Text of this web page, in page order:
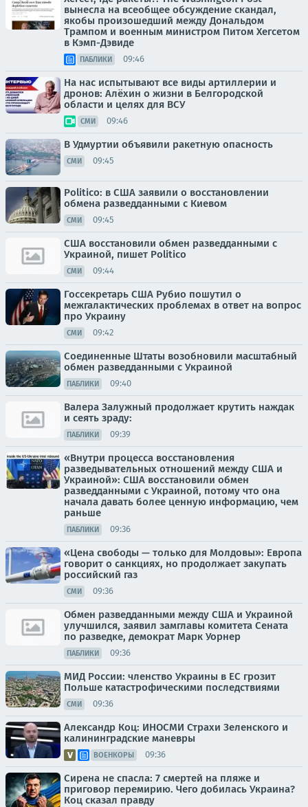
вынесла на всеобщее обсуждение скандал,
якобы произошедший между Дональдом
Трампом и военным министром Питом Хегсетом
в Кэмп-Дэвиде
ПАБЛИКИ 09:46
На нас испытывают все виды артиллерии и
дронов: Алёхин о жизни в Белгородской
области и целях для ВСУ
СМИ 09:46
В Удмуртии объявили ракетную опасность
СМИ 09:45
Politico: в США заявили о восстановлении
обмена разведданными с Киевом
СМИ 09:45
США восстановили обмен разведданными с
Украиной, пишет Politico
СМИ 09:44
Госсекретарь США Рубио пошутил о
межгалактических проблемах в ответ на вопрос
про Украину
СМИ 09:42
Соединенные Штаты возобновили масштабный
обмен разведданными с Украиной
ПАБЛИКИ 09:40
Валера Залужный продолжает крутить наждак
и сеять зраду:
ПАБЛИКИ 09:39
«Внутри процесса восстановления
разведывательных отношений между США и
Украиной»: США восстановили обмен
разведданными с Украиной, потому что она
начала давать более ценную информацию, чем
раньше
ПАБЛИКИ 09:36
«Цена свободы — только для Молдовы»: Европа
говорит о санкциях, но продолжает закупать
российский газ
СМИ 09:36
Обмен разведданными между США и Украиной
улучшился, заявил замглавы комитета Сената
по разведке, демократ Марк Уорнер
ПАБЛИКИ 09:36
МИД России: членство Украины в ЕС грозит
Польше катастрофическими последствиями
СМИ 09:36
Александр Коц: ИНОСМИ Страхи Зеленского и
калининградские маневры
ВОЕНКОРЫ 09:36
Сирена не спасла: 7 смертей на пляже и
приговор перемирию. Чего добилась Украина?
Коц сказал правду